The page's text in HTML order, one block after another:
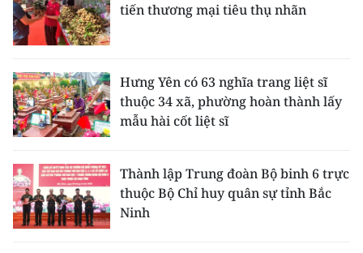
tiến thương mại tiêu thụ nhãn
Hưng Yên có 63 nghĩa trang liệt sĩ
thuộc 34 xã, phường hoàn thành lấy
mẫu hài cốt liệt sĩ
Thành lập Trung đoàn Bộ binh 6 trực
thuộc Bộ Chỉ huy quân sự tỉnh Bắc
Ninh